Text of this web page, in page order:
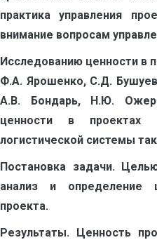
практика управления
внимание вопросам
Исследованию ценности в
Ф.А. Ярошенко, С.Д.
А.В. Бондарь, Н.Ю.
ценности в проектах
логистической системы
Постановка задачи.
анализ и определение
проекта.
Результаты. Ценность